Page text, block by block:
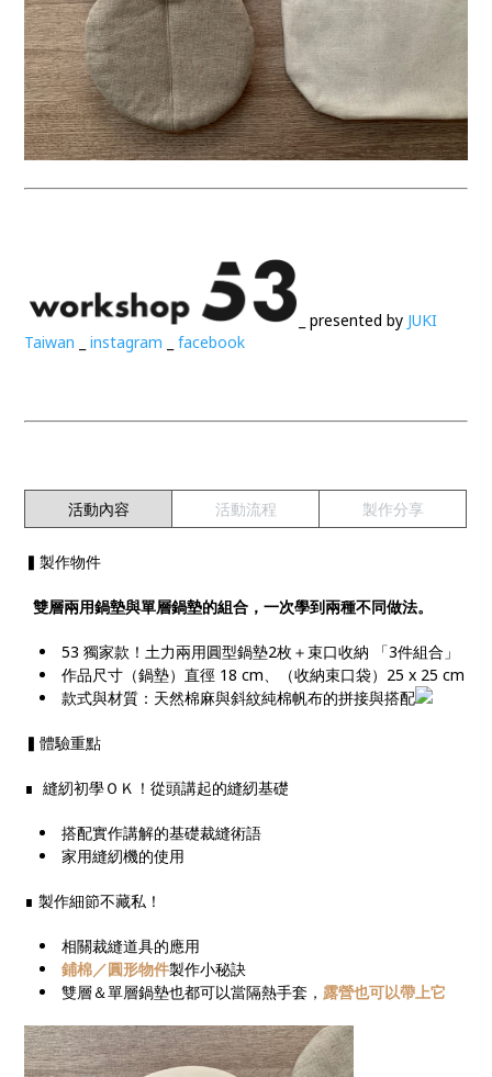
_ presented by JUKI
Taiwan _instagram _facebook
活動內容 活動流程 製作分享
▍製作物件
雙層兩用鍋墊與單層鍋墊的組合，一次學到兩種不同做法。
53 獨家款！土力兩用圓型鍋墊2枚＋束口收納 「3件組合」
作品尺寸（鍋墊）直徑 18 cm、（收納束口袋）25 x 25 cm
款式與材質：天然棉麻與斜紋純棉帆布的拼接與搭配
▍體驗重點
∎ 縫紉初學ＯＫ！從頭講起的縫紉基礎
搭配實作講解的基礎裁縫術語
家用縫紉機的使用
∎ 製作細節不藏私！
相關裁縫道具的應用
鋪棉／圓形物件製作小秘訣
雙層＆單層鍋墊也都可以當隔熱手套， 露營也可以帶上它